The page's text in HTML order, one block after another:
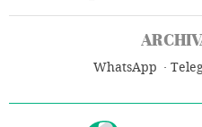
WhatsApp